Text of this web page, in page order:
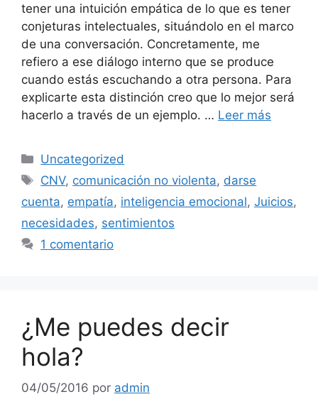
tener una intuición empática de lo que es tener
conjeturas intelectuales, situándolo en el marco
de una conversación. Concretamente, me
refiero a ese diálogo interno que se produce
cuando estás escuchando a otra persona. Para
explicarte esta distinción creo que lo mejor será
hacerlo a través de un ejemplo. … Leer más
Categorías
Uncategorized
Etiquetas
CNV, comunicación no violenta, darse
cuenta, empatía, inteligencia emocional, Juicios,
necesidades, sentimientos
1 comentario
¿Me puedes decir
hola?
04/05/2016 por admin